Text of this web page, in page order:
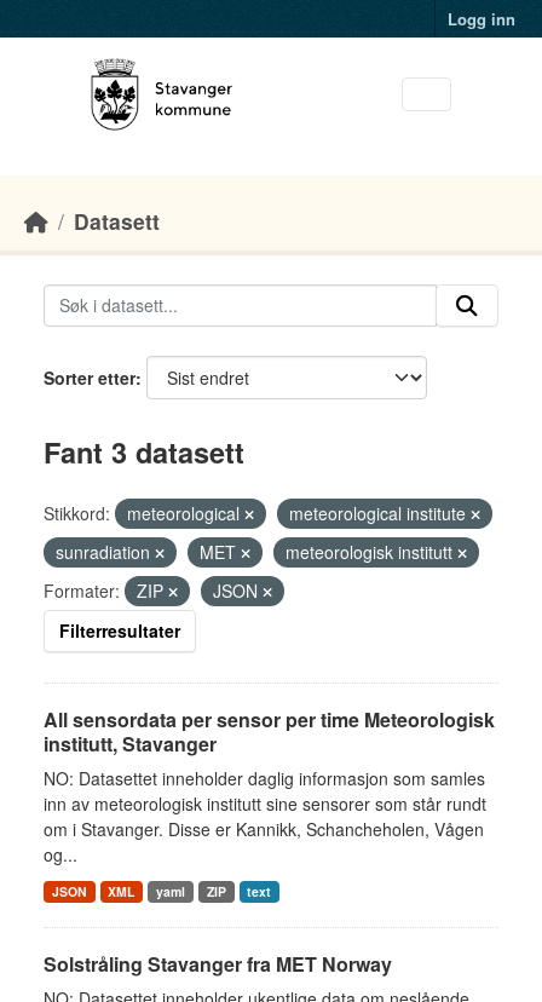
Logg inn
Datasett
Sorter etter
Fant 3 datasett
Stikkord: meteorological
meteorological institute
sunradiation
MET
meteorologisk institutt
Formater:
ZIP
JSON
Filterresultater
All sensordata per sensor per time Meteorologisk
institutt, Stavanger
NO: Datasettet inneholder daglig informasjon som samles
inn av meteorologisk institutt sine sensorer som står rundt
om i Stavanger. Disse er Kannikk, Schancheholen, Vågen
og...
JSON XML yaml ZIP text
Solstråling Stavanger fra MET Norway